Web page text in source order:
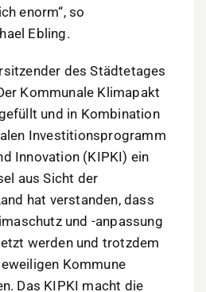
enorm“, so
Ebling.
des Städtetages
Kommunale Klimapakt
und in Kombination
Investitionsprogramm
Innovation (KIPKI) ein
aus Sicht der
hat verstanden, dass
und -anpassung
werden und trotzdem
Kommune
Das KIPKI macht die